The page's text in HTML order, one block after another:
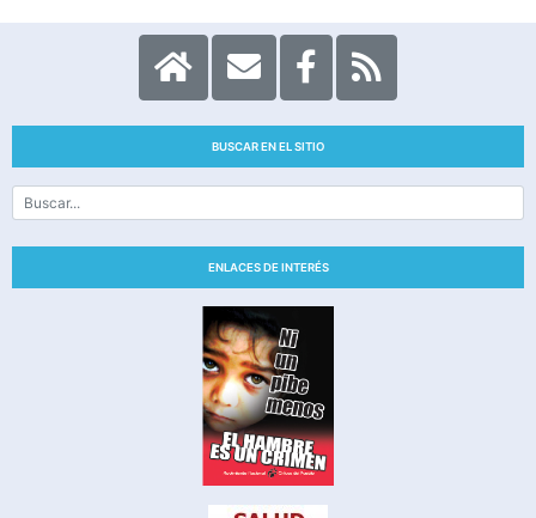
BUSCAR EN EL SITIO
ENLACES DE INTERÉS